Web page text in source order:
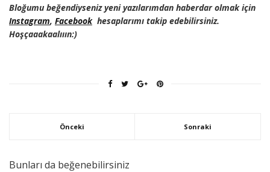
Bloğumu beğendiyseniz yeni yazılarımdan haberdar olmak için
Instagram, Facebookhesaplarımı takip edebilirsiniz.
Hoşçaaakaalııın:)
Önceki Sonraki
Bunları da beğenebilirsiniz